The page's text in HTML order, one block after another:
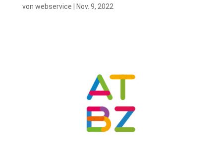
von webservice Nov. 9, 2022